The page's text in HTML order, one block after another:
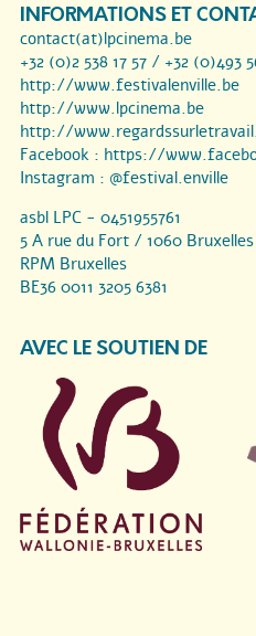
INFORMATIONS ET
contact(at)lpcinema.be
+32 (0)2 538 17 57 / +32 (0)493
http://www.festivalenville.be
http://www.lpcinema.be
http://
Facebook : https://
Instagram : @festival.enville
asbl LPC - 0451955761
5 A rue du Fort / 1060 Bruxelles
RPM Bruxelles
BE36 0011 3205 6381
AVEC LE SOUTIEN DE